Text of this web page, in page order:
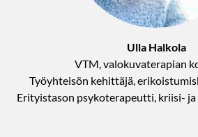
Ulla Halkola
VTM, valokuvaterapian
Työyhteisön kehittäjä,
Erityistason psykoterapeutti, kriisi-